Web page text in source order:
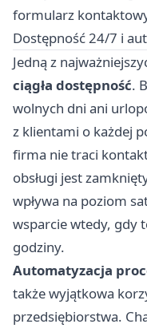
formularz
Dostępność 24/7 i
Jedną z
ciągła dostępność.
wolnych dni ani
z klientami o każdej
firma nie traci
obsługi jest
wpływa na poziom
wsparcie wtedy, gdy
godziny.
Automatyzacja
także wyjątkowa
przedsiębiorstwa.